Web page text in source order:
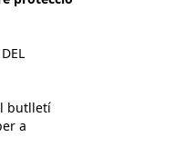
butlletí
a